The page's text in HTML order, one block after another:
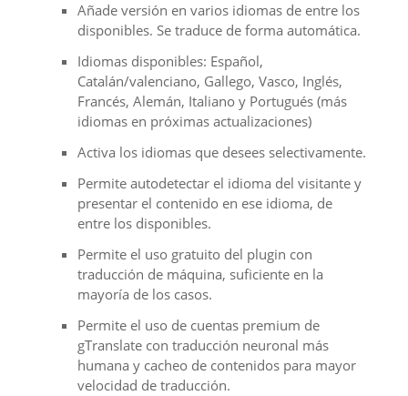
Añade versión en varios idiomas de entre los
disponibles. Se traduce de forma automática.
Idiomas disponibles: Español,
Catalán/valenciano, Gallego, Vasco, Inglés,
Francés, Alemán, Italiano y Portugués (más
idiomas en próximas actualizaciones)
Activa los idiomas que desees selectivamente.
Permite autodetectar el idioma del visitante y
presentar el contenido en ese idioma, de
entre los disponibles.
Permite el uso gratuito del plugin con
traducción de máquina, suficiente en la
mayoría de los casos.
Permite el uso de cuentas premium de
gTranslate con traducción neuronal más
humana y cacheo de contenidos para mayor
velocidad de traducción.